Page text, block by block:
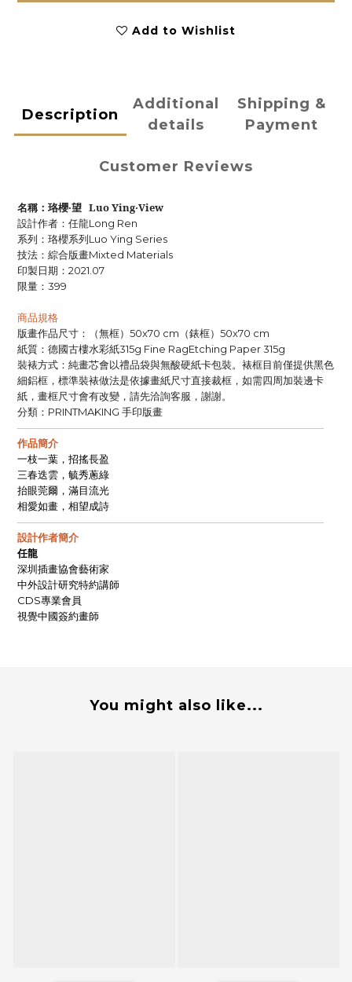
Add to Wishlist
Description
Additional
details
Shipping &
Payment
Customer Reviews
名稱：珞櫻‧望 Luo Ying‧View
設計作者：任龍Long Ren
系列：珞櫻系列Luo Ying Series
技法：綜合版畫Mixted Materials
印製日期： 2021.07
限量： 399
商品規格
版畫作品尺寸：（無框） 50x70 cm （錶框） 50x70 cm
紙質：德國古樓水彩紙315g Fine RagEtching Paper 315g
裝裱方式：純畫芯會以禮品袋與無酸硬紙卡包裝。裱框目前僅提供黑色
細鋁框，標準裝裱做法是依據畫紙尺寸直接裁框，如需四周加裝邊卡
紙，畫框尺寸會有改變，請先洽詢客服，謝謝。
分類： PRINTMAKING 手印版畫
——————————————————————————————
作品簡介
一枝一葉，招搖長盈
三春迭雲，毓秀蔥綠
抬眼莞爾，滿目流光
相愛如畫，相望成詩
——————————————————————————————
設計作者簡介
任龍
深圳插畫協會藝術家
中外設計研究特約講師
CDS專業會員
視覺中國簽約畫師
You might also like...